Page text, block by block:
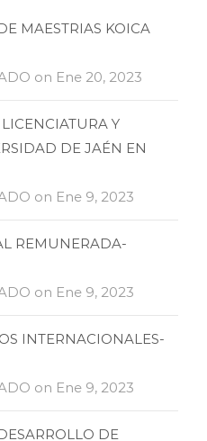
MAESTRIAS KOICA
on Ene 20, 2023
Y
DE JAÉN EN
on Ene 9, 2023
REMUNERADA-
on Ene 9, 2023
INTERNACIONALES-
on Ene 9, 2023
DE